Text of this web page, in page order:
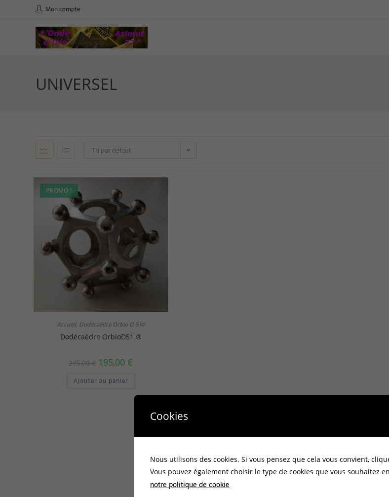
Mon compte
UNIVERSEL
Tri par défaut
PROMO !
Accueil, Dodécaèdre Orbio D 51©
Dodécaèdre OrbioD51 ®
275,00€ 195,00€
Ajouter au panier
Cookies
Nous utilisons des cookies. Si vous pensez que cela vous convient,
Vous pouvez également choisir le type de cookies que vous souhaitez
notre politique de cookie